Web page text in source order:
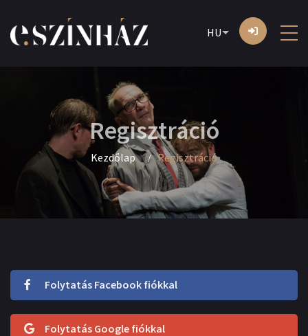
HU
Regisztráció
Kezdőlap Regisztráció
Folytatás Facebook fiókkal
Folytatás Google fiókkal